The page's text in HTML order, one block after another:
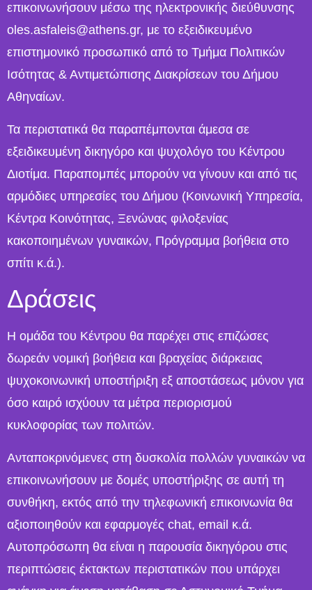
επικοινωνήσουν μέσω της ηλεκτρονικής διεύθυνσης
oles.asfaleis@athens.gr, με το εξειδικευμένο
επιστημονικό προσωπικό από το Τμήμα Πολιτικών
Ισότητας & Αντιμετώπισης Διακρίσεων του Δήμου
Αθηναίων.
Τα περιστατικά θα παραπέμπονται άμεσα σε
εξειδικευμένη δικηγόρο και ψυχολόγο του Κέντρου
Διοτίμα. Παραπομπές μπορούν να γίνουν και από τις
αρμόδιες υπηρεσίες του Δήμου (Κοινωνική Υπηρεσία,
Κέντρα Κοινότητας, Ξενώνας φιλοξενίας
κακοποιημένων γυναικών, Πρόγραμμα βοήθεια στο
σπίτι κ.ά.).
Δράσεις
Η ομάδα του Κέντρου θα παρέχει στις επιζώσες
δωρεάν νομική βοήθεια και βραχείας διάρκειας
ψυχοκοινωνική υποστήριξη εξ αποστάσεως μόνον για
όσο καιρό ισχύουν τα μέτρα περιορισμού
κυκλοφορίας των πολιτών.
Ανταποκρινόμενες στη δυσκολία πολλών γυναικών να
επικοινωνήσουν με δομές υποστήριξης σε αυτή τη
συνθήκη, εκτός από την τηλεφωνική επικοινωνία θα
αξιοποιηθούν και εφαρμογές chat, email κ.ά.
Αυτοπρόσωπη θα είναι η παρουσία δικηγόρου στις
περιπτώσεις έκτακτων περιστατικών που υπάρχει